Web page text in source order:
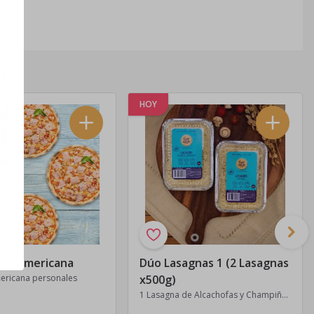
de 6 meses.
americana
personales
HOY
Dúo Lasagnas 1 (2 Lasagnas
x500g)
1 Lasagna de Alcachofas y Champiñones x500g + 1 Lasagna Bolognesa x500g